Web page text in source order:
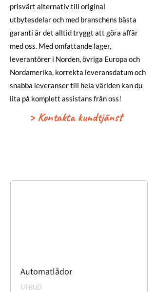
prisvärt alternativ till original
utbytesdelar och med branschens bästa
garanti är det alltid tryggt att göra affär
med oss. Med omfattande lager,
leverantörer i Norden, övriga Europa och
Nordamerika, korrekta leveransdatum och
snabba leveranser till hela världen kan du
lita på komplett assistans från oss!
> Kontakta kundtjänst
Automatlådor
UTBUD